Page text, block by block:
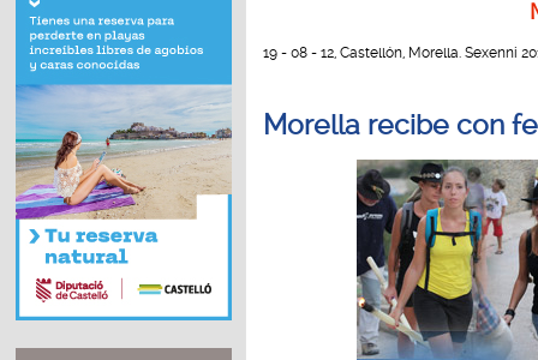
19 - 08 - 12, Castellón, Morella. Sexenni
Morella recibe con